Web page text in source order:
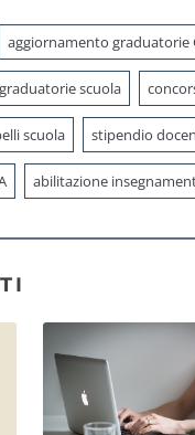
aggiornamento graduatorie
graduatorie scuola
scuola stipendio
abilitazione